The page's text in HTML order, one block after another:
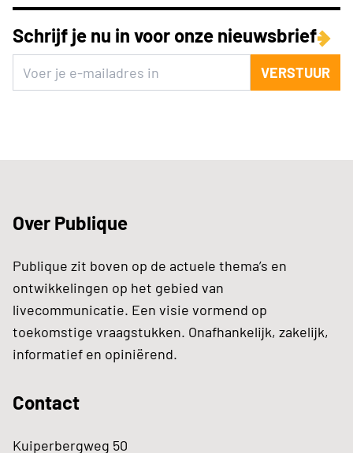
Schrijf je nu in voor onze nieuwsbrief
VERSTUUR
Over Publique
Publique zit boven op de actuele thema’s en
ontwikkelingen op het gebied van
livecommunicatie. Een visie vormend op
toekomstige vraagstukken. Onafhankelijk, zakelijk,
informatief en opiniërend.
Contact
Kuiperbergweg 50